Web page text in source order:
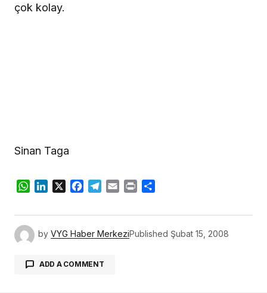
çok kolay.
Sinan Taga
WhatsApp
LinkedIn
X Facebook
Telegram
Email Print
by VYG Haber MerkeziPublished Şubat 15, 2008
ADD A COMMENT